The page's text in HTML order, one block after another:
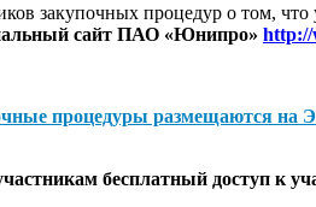
закупочных процедур о том,
сайт ПАО «Юнипро» http://
процедуры размещаются на
бесплатный доступ к